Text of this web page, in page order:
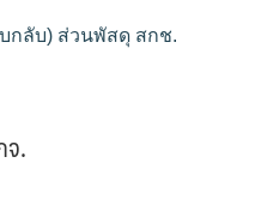
กลับ) ส่วนพัสดุ สกช.
.